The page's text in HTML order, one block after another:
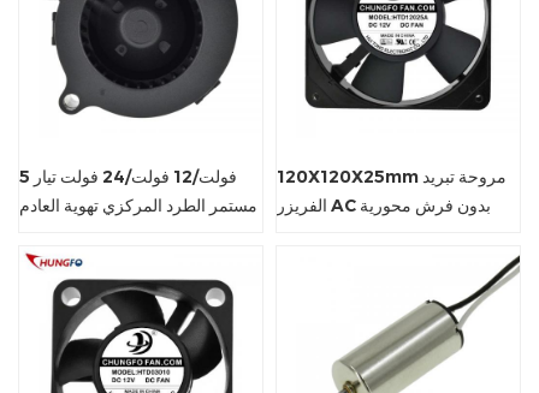
5 فولت/12 فولت/24 فولت تيار
مستمر الطرد المركزي تهوية العادم
120X120X25mm مروحة تبريد
الفريزر AC بدون فرش محورية